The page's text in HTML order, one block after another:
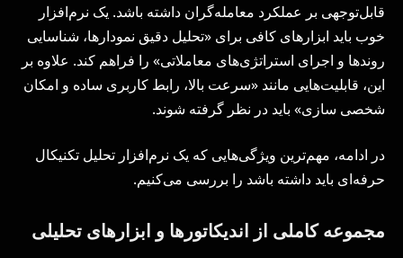
قابل‌توجهی بر عملکرد معامله‌گران داشته باشد. یک نرم‌افزار
خوب باید ابزارهای کافی برای «تحلیل دقیق نمودارها، شناسایی
روندها و اجرای استراتژی‌های معاملاتی» را فراهم کند. علاوه بر
این، قابلیت‌هایی مانند «سرعت بالا، رابط کاربری ساده و امکان
شخصی سازی» باید در نظر گرفته شوند.
در ادامه، مهم‌ترین ویژگی‌هایی که یک نرم‌افزار تحلیل تکنیکال
حرفه‌ای باید داشته باشد را بررسی می‌کنیم.
مجموعه کاملی از اندیکاتورها و ابزارهای تحلیلی